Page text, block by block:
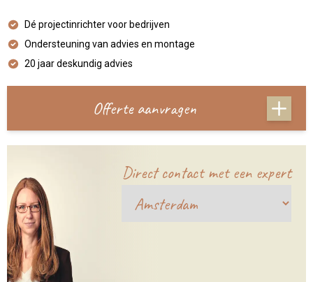
Dé projectinrichter voor bedrijven
Ondersteuning van advies en montage
20 jaar deskundig advies
Offerte aanvragen
Direct contact met een expert